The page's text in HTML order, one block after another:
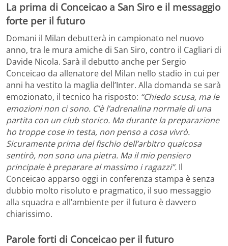
La prima di Conceicao a San Siro e il messaggio
forte per il futuro
Domani il Milan debutterà in campionato nel nuovo
anno, tra le mura amiche di San Siro, contro il Cagliari di
Davide Nicola. Sarà il debutto anche per Sergio
Conceicao da allenatore del Milan nello stadio in cui per
anni ha vestito la maglia dell’Inter. Alla domanda se sarà
emozionato, il tecnico ha risposto: “Chiedo scusa, ma le
emozioni non ci sono. C’è l’adrenalina normale di una
partita con un club storico. Ma durante la preparazione
ho troppe cose in testa, non penso a cosa vivrò.
Sicuramente prima del fischio dell’arbitro qualcosa
sentirò, non sono una pietra. Ma il mio pensiero
principale è preparare al massimo i ragazzi”. Il
Conceicao apparso oggi in conferenza stampa è senza
dubbio molto risoluto e pragmatico, il suo messaggio
alla squadra e all’ambiente per il futuro è davvero
chiarissimo.
Parole forti di Conceicao per il futuro